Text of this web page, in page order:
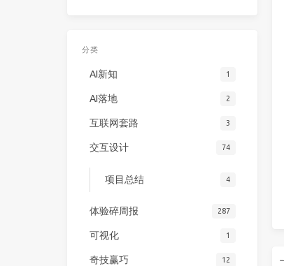
分类
AI新知 1
AI落地 2
互联网套路 3
交互设计 74
项目总结 4
体验碎周报 287
可视化 1
奇技赢巧 12